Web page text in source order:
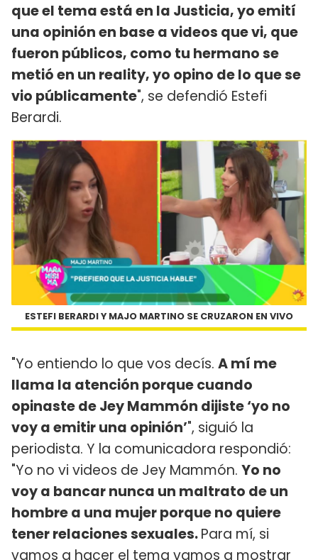
que el tema está en la Justicia, yo emití
una opinión en base a videos que vi, que
fueron públicos, como tu hermano se
metió en un reality, yo opino de lo que se
vio públicamente", se defendió Estefi
Berardi.
ESTEFI BERARDI Y MAJO MARTINO SE CRUZARON EN VIVO
"Yo entiendo lo que vos decís. A mí me
llama la atención porque cuando
opinaste de Jey Mammón dijiste ‘yo no
voy a emitir una opinión’", siguió la
periodista. Y la comunicadora respondió:
"Yo no vi videos de Jey Mammón. Yo no
voy a bancar nunca un maltrato de un
hombre a una mujer porque no quiere
tener relaciones sexuales.Para mí, si
vamos a hacer el tema vamos a mostrar